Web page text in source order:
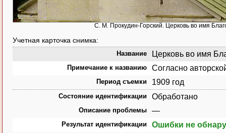
С. М. Прокудин-Горский. Церковь во имя
Учетная карточка снимка:
Название Церковь во имя
Примечание к названию Согласно
Период съемки 1909 год
Состояние идентификации Обработано
Описание проблемы —
Результат идентификации Ошибки не